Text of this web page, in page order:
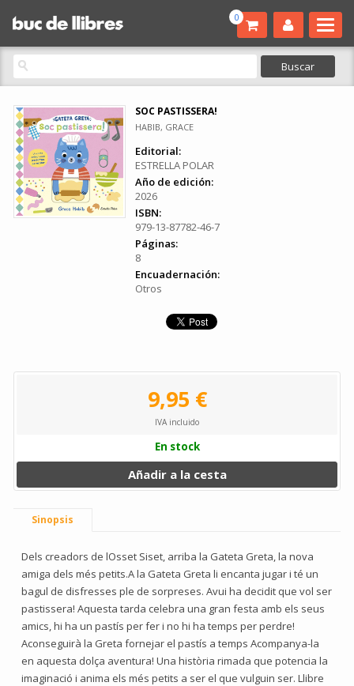
0
SOC PASTISSERA!
HABIB, GRACE
Editorial:
ESTRELLA POLAR
Año de edición:
2026
ISBN:
979-13-87782-46-7
Páginas:
8
Encuadernación:
Otros
9,95 €
IVA incluido
En stock
Añadir a la cesta
Sinopsis
Dels creadors de lOsset Siset, arriba la Gateta Greta, la nova
amiga dels més petits.A la Gateta Greta li encanta jugar i té un
bagul de disfresses ple de sorpreses. Avui ha decidit que vol ser
pastissera! Aquesta tarda celebra una gran festa amb els seus
amics, hi ha un pastís per fer i no hi ha temps per perdre!
Aconseguirà la Greta fornejar el pastís a temps Acompanya-la
en aquesta dolça aventura! Una història rimada que potencia la
imaginació i anima els més petits a ser el que vulguin ser. Llibre